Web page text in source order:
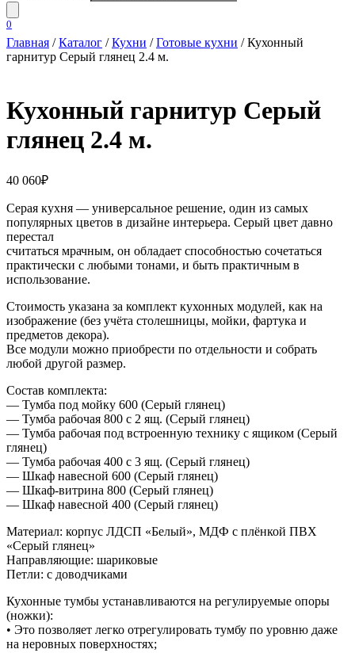
0
Главная /Каталог /Кухни /Готовые кухни / Кухонный
гарнитур Серый глянец 2.4 м.
Кухонный гарнитур Серый
глянец 2.4 м.
40 060₽
Серая кухня — универсальное решение, один из самых
популярных цветов в дизайне интерьера. Серый цвет давно
перестал
считаться мрачным, он обладает способностью сочетаться
практически с любыми тонами, и быть практичным в
использование.
Стоимость указана за комплект кухонных модулей, как на
изображение (без учёта столешницы, мойки, фартука и
предметов декора).
Все модули можно приобрести по отдельности и собрать
любой другой размер.
Состав комплекта:
— Тумба под мойку 600 (Серый глянец)
— Тумба рабочая 800 с 2 ящ. (Серый глянец)
— Тумба рабочая под встроенную технику с ящиком (Серый
глянец)
— Тумба рабочая 400 с 3 ящ. (Серый глянец)
— Шкаф навесной 600 (Серый глянец)
— Шкаф-витрина 800 (Серый глянец)
— Шкаф навесной 400 (Серый глянец)
Материал: корпус ЛДСП «Белый», МДФ с плёнкой ПВХ
«Серый глянец»
Направляющие: шариковые
Петли: с доводчиками
Кухонные тумбы устанавливаются на регулируемые опоры
(ножки):
• Это позволяет легко отрегулировать тумбу по уровню даже
на неровных поверхностях;